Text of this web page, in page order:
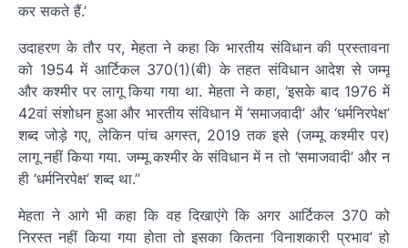
कर सकते हैं.’
उदाहरण के तौर पर, मेहता ने कहा कि भारतीय संविधान की प्रस्तावना
को 1954 में आर्टिकल 370(1)(बी) के तहत संविधान आदेश से जम्मू
और कश्मीर पर लागू किया गया था. मेहता ने कहा, ‘इसके बाद 1976 में
42वां संशोधन हुआ और भारतीय संविधान में ‘समाजवादी’ और ‘धर्मनिरपेक्ष’
शब्द जोड़े गए, लेकिन पांच अगस्त, 2019 तक इसे (जम्मू कश्मीर पर)
लागू नहीं किया गया. जम्मू कश्मीर के संविधान में न तो ‘समाजवादी’ और न
ही ‘धर्मनिरपेक्ष’ शब्द था.’’
मेहता ने आगे भी कहा कि वह दिखाएंगे कि अगर आर्टिकल 370 को
निरस्त नहीं किया गया होता तो इसका कितना ‘विनाशकारी प्रभाव’ हो